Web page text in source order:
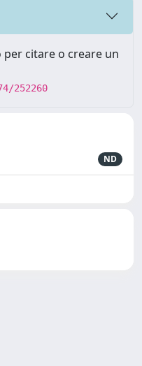
citare o creare un
252260
ND